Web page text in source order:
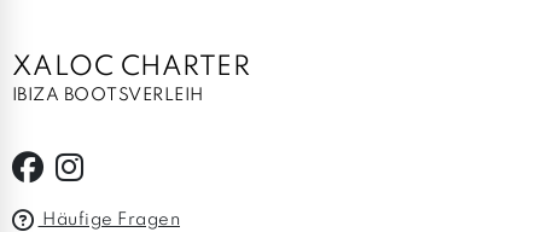
XALOC CHARTER
IBIZA BOOTSVERLEIH
Häufige Fragen